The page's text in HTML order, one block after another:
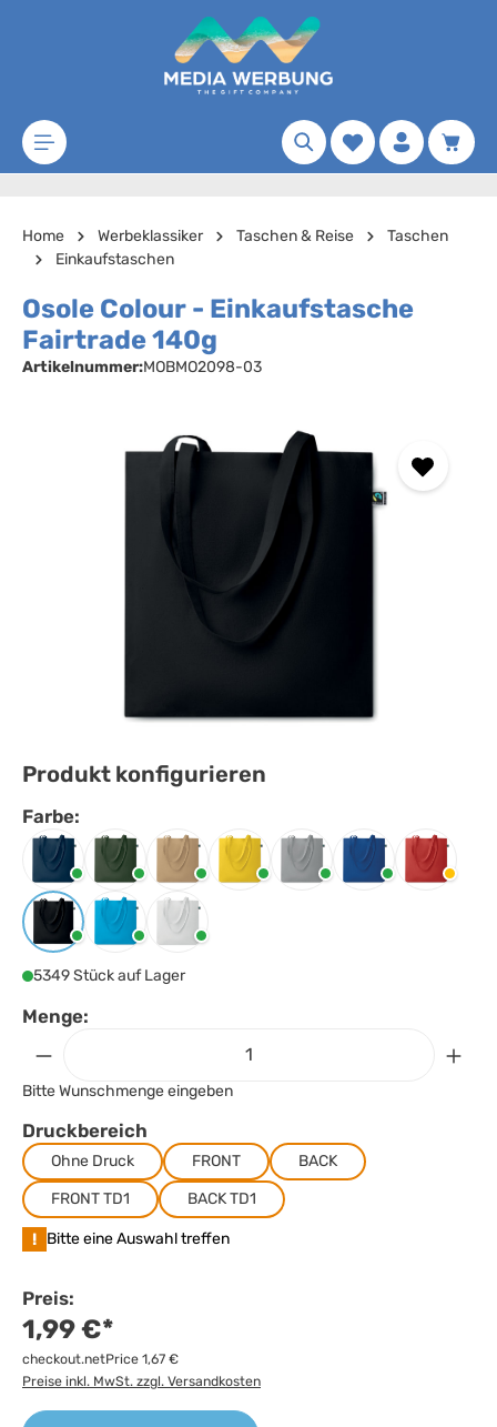
Zum Hauptinhalt springen
Merkzettel
Home Werbeklassiker Taschen & Reise
Taschen
Einkaufstaschen
Osole Colour - Einkaufstasche
Fairtrade 140g
Artikelnummer:MOBMO2098-03
Produkt konfigurieren
Farbe:
Farbeauswählen
Blau DunkelgrünElfenbeinGelb Grau KönigsblauRot
Schwarz Türkis Weiss
5349 Stück auf Lager
Menge:
Bitte Wunschmenge eingeben
Druckbereich
Ohne Druck FRONT
BACK
FRONT TD1
BACK TD1
! Bitte eine Auswahl treffen
Preis:
1,99 €*
checkout.netPrice 1,67 €
Preise inkl. MwSt. zzgl. Versandkosten